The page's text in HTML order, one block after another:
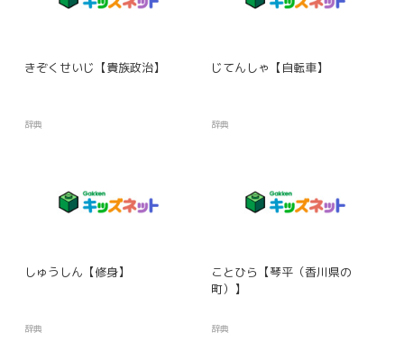
きぞくせいじ【貴族政治】
辞典
じてんしゃ【自転車】
辞典
しゅうしん【修身】
辞典
ことひら【琴平（香川県の
町）】
辞典